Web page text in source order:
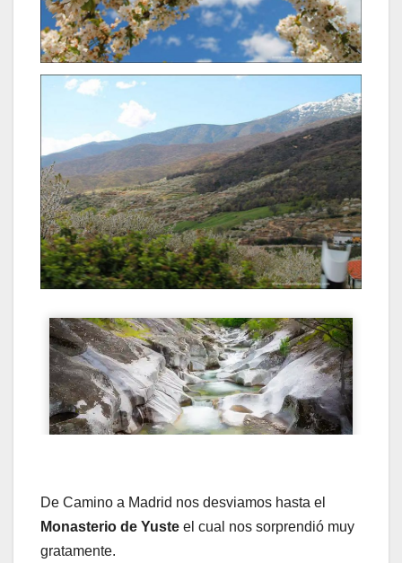
De Camino a Madrid nos desviamos hasta el
Monasterio de Yuste el cual nos sorprendió muy
gratamente.